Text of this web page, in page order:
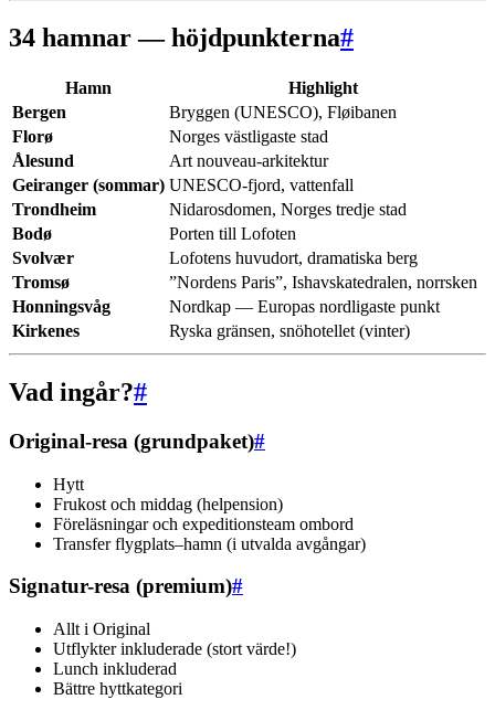
34 hamnar — höjdpunkterna#
Hamn
Highlight
Bergen
Bryggen (UNESCO), Fløibanen
Florø
Norges västligaste stad
Ålesund
Art nouveau-arkitektur
Geiranger (sommar) UNESCO-fjord, vattenfall
Trondheim
Nidarosdomen, Norges tredje stad
Bodø
Porten till Lofoten
Svolvær
Lofotens huvudort, dramatiska berg
Tromsø
”Nordens Paris”, Ishavskatedralen, norrsken
Honningsvåg
Nordkap — Europas nordligaste punkt
Kirkenes
Ryska gränsen, snöhotellet (vinter)
Vad ingår?#
Original-resa (grundpaket)#
Hytt
Frukost och middag (helpension)
Föreläsningar och expeditionsteam ombord
Transfer flygplats–hamn (i utvalda avgångar)
Signatur-resa (premium)#
Allt i Original
Utflykter inkluderade (stort värde!)
Lunch inkluderad
Bättre hyttkategori